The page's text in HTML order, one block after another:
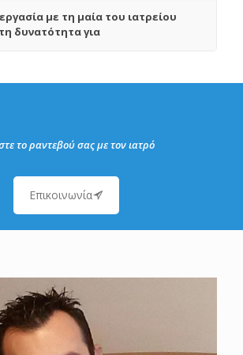
με τη μαία του ιατρείου
δυνατότητα για
το ραντεβού σας με τον ιατρό
Επικοινωνία